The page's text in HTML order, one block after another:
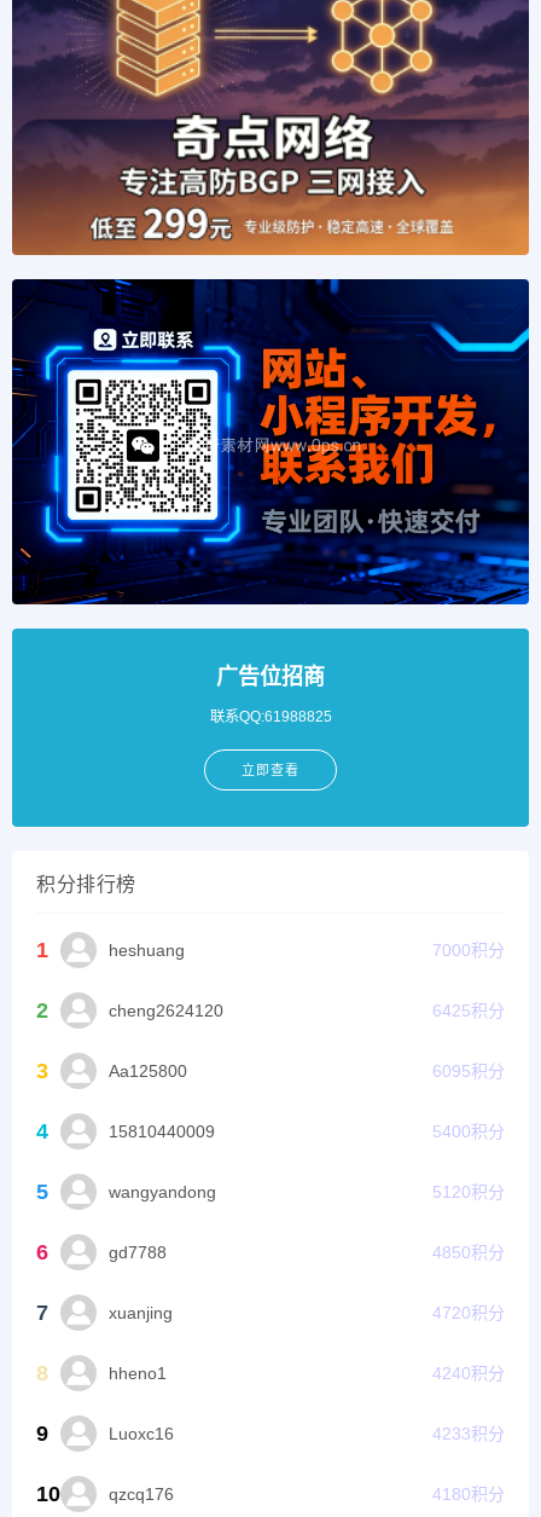
广告位招商
联系QQ:61988825
立即查看
积分排行榜
1 heshuang 7000积分
2 cheng2624120 6425积分
3 Aa125800 6095积分
4 15810440009 5400积分
5 wangyandong 5120积分
6 gd7788 4850积分
7 xuanjing 4720积分
8 hheno1 4240积分
9 Luoxc16 4233积分
10 qzcq176 4180积分